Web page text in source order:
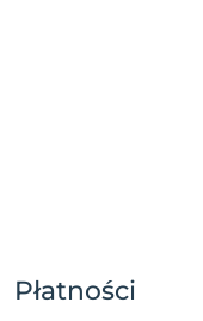
Płatności